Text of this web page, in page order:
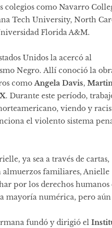
colegios como Navarro
Tech University, North
Florida A&M.
Unidos la acercó al
Negro. Allí conoció la
comoAngela Davis,
. Durante este período,
viendo y
el violento sistema
ya sea a través de cartas,
almuerzos familiares, Anielle
por los derechos
mayoría numérica, pero
fundó y dirigió el